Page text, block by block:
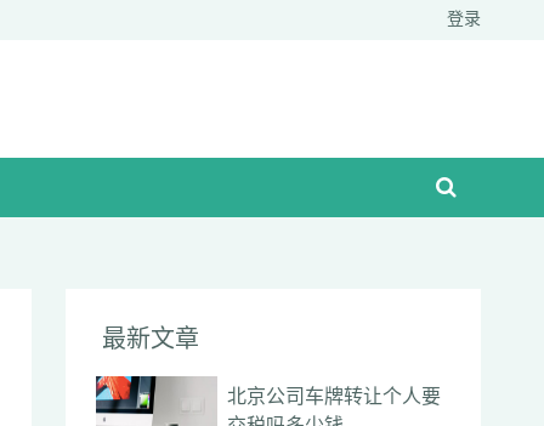
登录
最新文章
北京公司车牌转让个人要